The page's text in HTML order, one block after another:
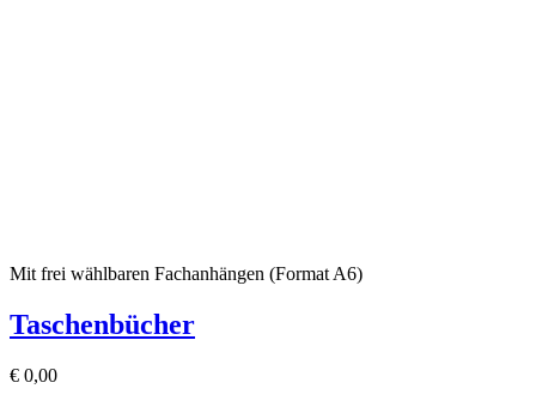
Mit frei wählbaren Fachanhängen (Format A6)
Taschenbücher
€ 0,00